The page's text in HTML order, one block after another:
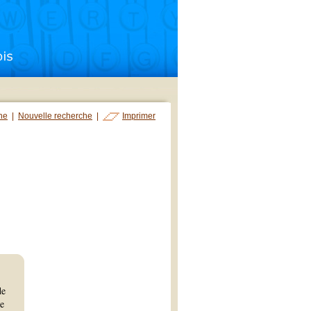
Nouvelle recherche Imprimer